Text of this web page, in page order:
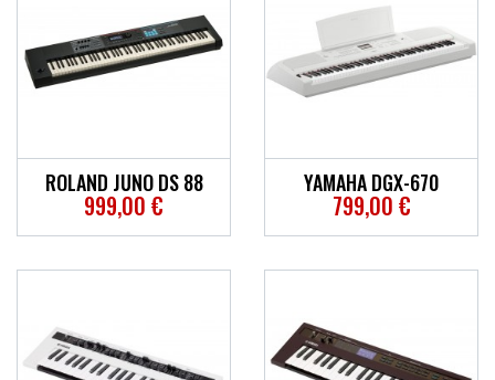
ROLAND JUNO DS 88
999,00 €
YAMAHA DGX-670
799,00 €